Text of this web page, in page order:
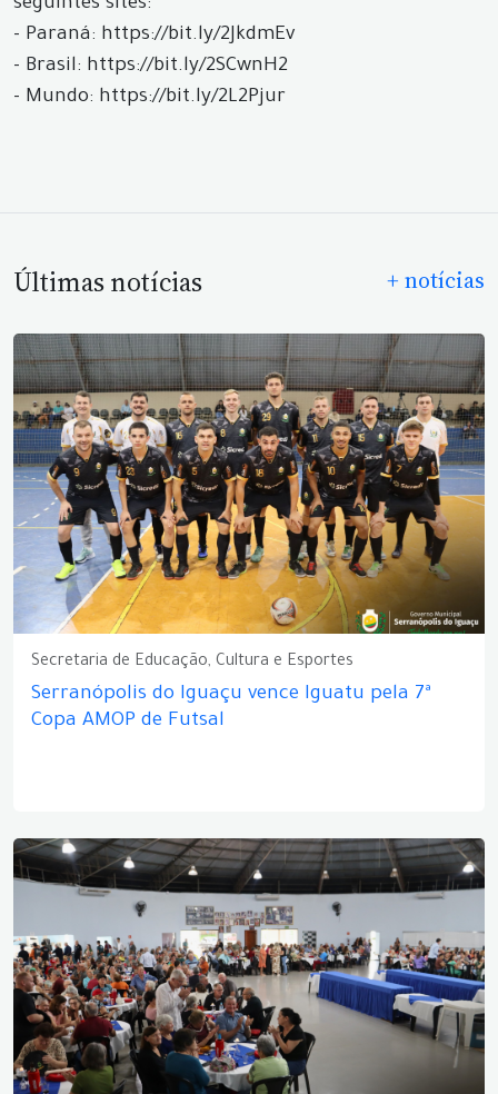
seguintes sites:
- Paraná: https://bit.ly/2JkdmEv
- Brasil: https://bit.ly/2SCwnH2
- Mundo: https://bit.ly/2L2Pjur
Últimas notícias + notícias
Secretaria de Educação, Cultura e Esportes
Serranópolis do Iguaçu vence Iguatu pela 7ª
Copa AMOP de Futsal